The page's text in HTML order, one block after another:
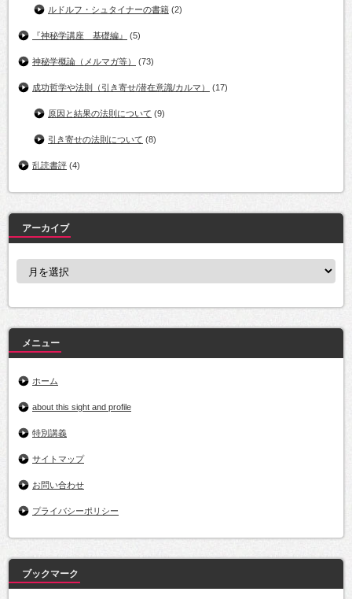
ルドルフ・シュタイナーの書籍 (2)
『神秘学講座 基礎編』 (5)
神秘学概論（メルマガ等） (73)
成功哲学や法則（引き寄せ/潜在意識/カルマ） (17)
原因と結果の法則について (9)
引き寄せの法則について (8)
乱読書評 (4)
アーカイブ
ア
ブ
メニュー
ホーム
about this sight and profile
特別講義
サイトマップ
お問い合わせ
プライバシーポリシー
ブックマーク